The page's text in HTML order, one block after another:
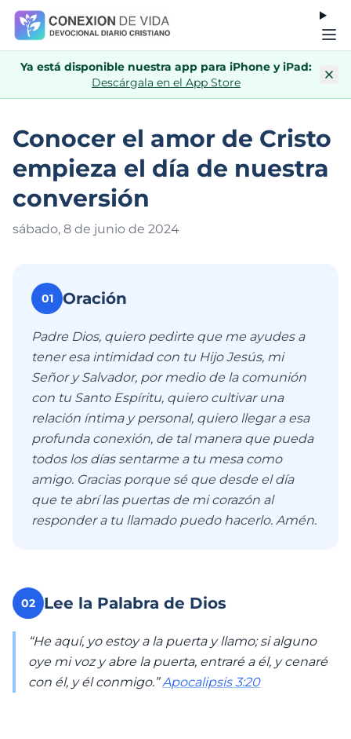
Ya está disponible nuestra app para iPhone y iPad:
Descárgala en el App Store
Conocer el amor de Cristo
empieza el día de nuestra
conversión
sábado, 8 de junio de 2024
01 Oración
Padre Dios, quiero pedirte que me ayudes a
tener esa intimidad con tu Hijo Jesús, mi
Señor y Salvador, por medio de la comunión
con tu Santo Espíritu, quiero cultivar una
relación íntima y personal, quiero llegar a esa
profunda conexión, de tal manera que pueda
todos los días sentarme a tu mesa como
amigo. Gracias porque sé que desde el día
que te abrí las puertas de mi corazón al
responder a tu llamado puedo hacerlo. Amén.
02 Lee la Palabra de Dios
“He aquí, yo estoy a la puerta y llamo; si alguno
oye mi voz y abre la puerta, entraré a él, y cenaré
con él, y él conmigo.”Apocalipsis 3:20